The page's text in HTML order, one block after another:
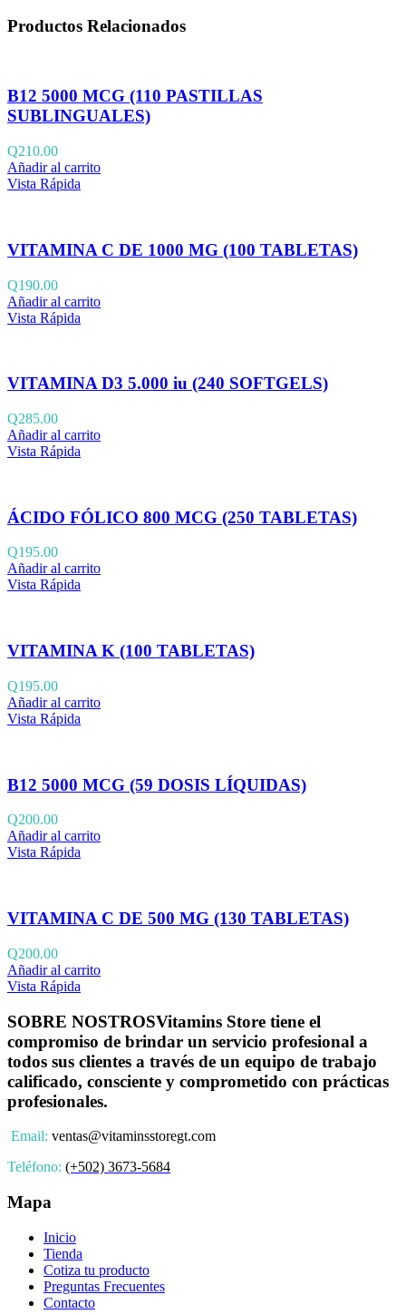
Productos Relacionados
B12 5000 MCG (110 PASTILLAS
SUBLINGUALES)
Q210.00
Añadir al carrito
Vista Rápida
VITAMINA C DE 1000 MG (100 TABLETAS)
Q190.00
Añadir al carrito
Vista Rápida
VITAMINA D3 5.000 iu (240 SOFTGELS)
Q285.00
Añadir al carrito
Vista Rápida
ÁCIDO FÓLICO 800 MCG (250 TABLETAS)
Q195.00
Añadir al carrito
Vista Rápida
VITAMINA K (100 TABLETAS)
Q195.00
Añadir al carrito
Vista Rápida
B12 5000 MCG (59 DOSIS LÍQUIDAS)
Q200.00
Añadir al carrito
Vista Rápida
VITAMINA C DE 500 MG (130 TABLETAS)
Q200.00
Añadir al carrito
Vista Rápida
SOBRE NOSTROSVitamins Store tiene el
compromiso de brindar un servicio profesional a
todos sus clientes a través de un equipo de trabajo
calificado, consciente y comprometido con prácticas
profesionales.
Email: ventas@vitaminsstoregt.com
Teléfono: (+502) 3673-5684
Mapa
Inicio
Tienda
Cotiza tu producto
Preguntas Frecuentes
Contacto